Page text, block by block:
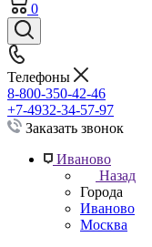
0
Телефоны
8-800-350-42-46
+7-4932-34-57-97
Заказать звонок
Иваново
Назад
Города
Иваново
Москва